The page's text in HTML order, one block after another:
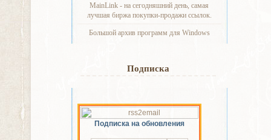
MainLink - на сегодняшний день, самая
лучшая биржа покупки-продажи ссылок.
Большой архив программ для Windows
Подписка
Подписка на обновления